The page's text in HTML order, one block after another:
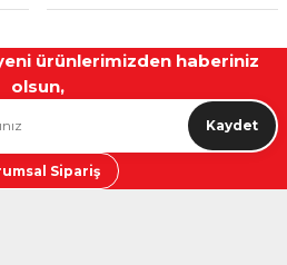
ürünlerimizden haberiniz
olsun,
Kaydet
Sipariş